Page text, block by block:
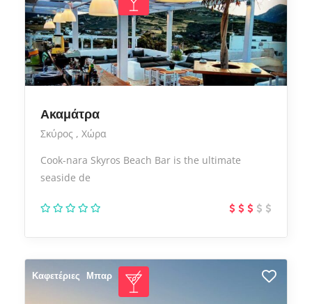
Ακαμάτρα
Σκύρος
Χώρα
Cook-nara Skyros Beach Bar is the ultimate
seaside de
Καφετέριες Μπαρ